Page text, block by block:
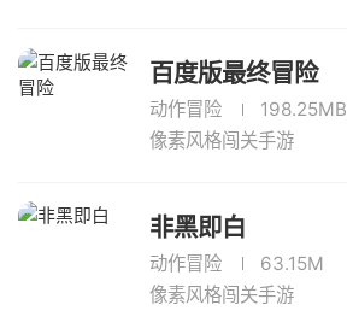
百度版最终冒险
动作冒险
198.25MB
像素风格闯关手游
非黑即白
动作冒险
63.15M
像素风格闯关手游